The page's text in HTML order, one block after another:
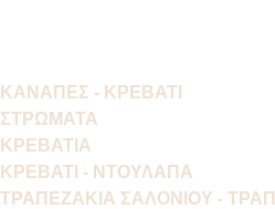
ΚΑΝΑΠΕΣ - ΚΡΕΒΑΤΙ
ΣΤΡΩΜΑΤΑ
ΚΡΕΒΑΤΙΑ
ΚΡΕΒΑΤΙ - ΝΤΟΥΛΑΠΑ
ΤΡΑΠΕΖΑΚΙΑ ΣΑΛΟΝΙΟΥ -